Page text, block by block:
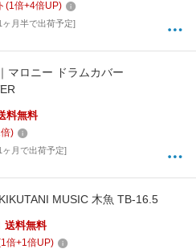
(1倍+4倍UP)
ヶ月半で出荷予定]
マロニー ドラムカバー
料無料
倍)
ヶ月で出荷予定]
MUSIC 木魚 TB-16.5
送料無料
1倍+1倍UP)